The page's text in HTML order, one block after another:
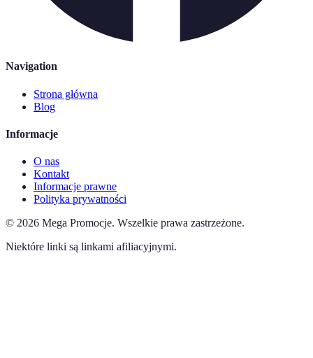
Navigation
Strona główna
Blog
Informacje
O nas
Kontakt
Informacje prawne
Polityka prywatności
© 2026 Mega Promocje. Wszelkie prawa zastrzeżone.
Niektóre linki są linkami afiliacyjnymi.